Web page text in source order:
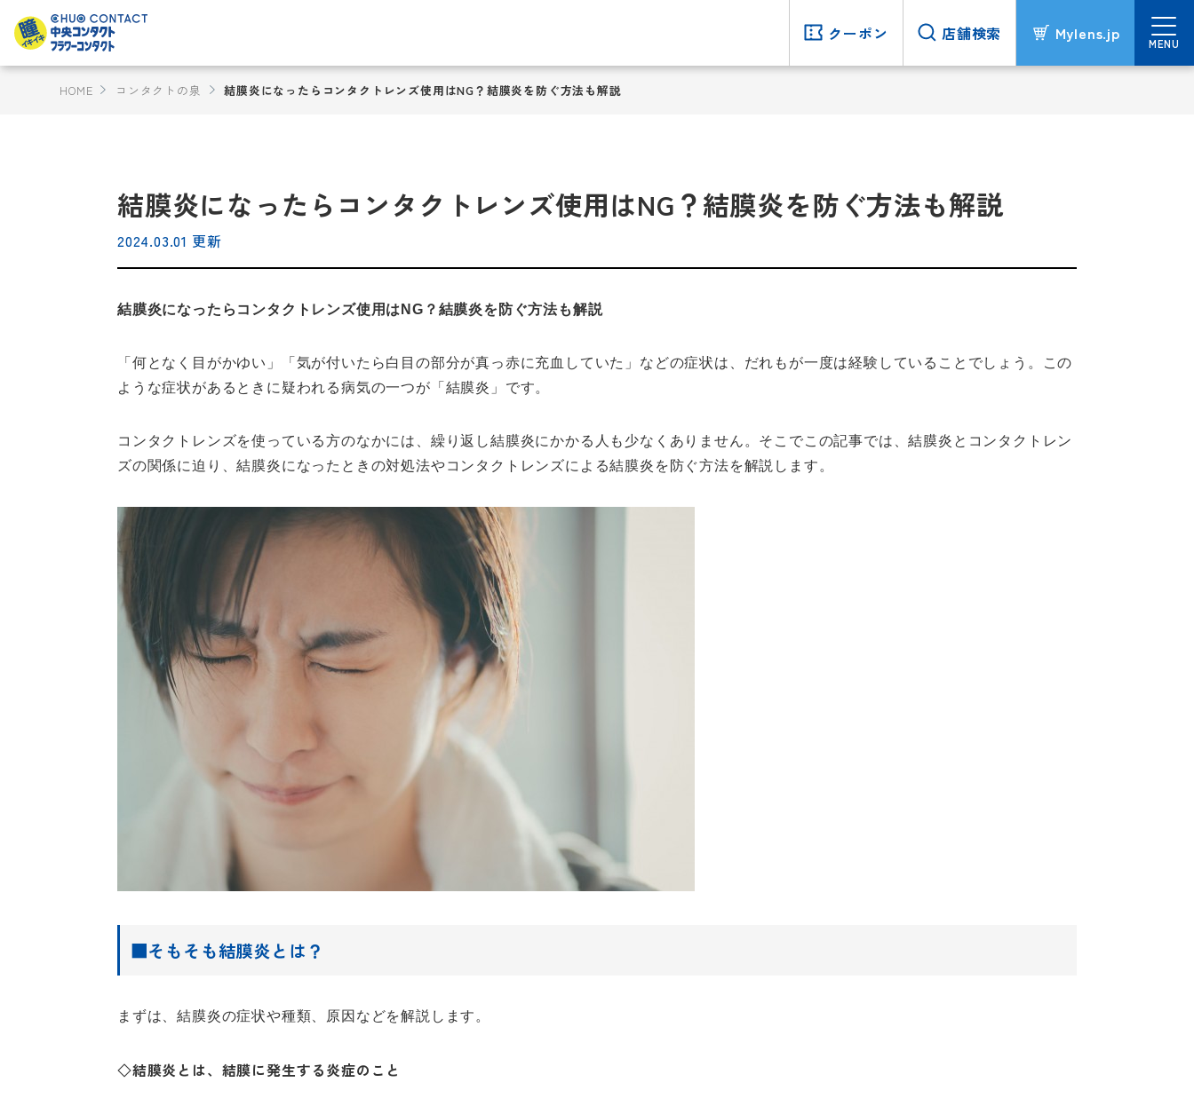
クーポン 店舗検索 Mylens.jp
MENU
HOME コンタクトの泉 結膜炎になったらコンタクトレンズ使用はNG？結膜炎を防ぐ方法も解説
結膜炎になったらコンタクトレンズ使用はNG？結膜炎を防ぐ方法も解説
2024.03.01 更新
結膜炎になったらコンタクトレンズ使用はNG？結膜炎を防ぐ方法も解説
「何となく目がかゆい」「気が付いたら白目の部分が真っ赤に充血していた」などの症状は、だれもが一度は経験していることでしょう。この
ような症状があるときに疑われる病気の一つが「結膜炎」です。
コンタクトレンズを使っている方のなかには、繰り返し結膜炎にかかる人も少なくありません。そこでこの記事では、結膜炎とコンタクトレン
ズの関係に迫り、結膜炎になったときの対処法やコンタクトレンズによる結膜炎を防ぐ方法を解説します。
■そもそも結膜炎とは？
まずは、結膜炎の症状や種類、原因などを解説します。
◇結膜炎とは、結膜に発生する炎症のこと
クーポン 店舗検索 Mylens.jp
MENU